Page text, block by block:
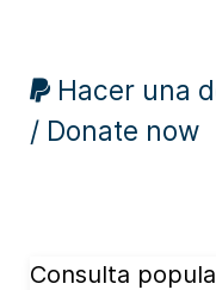
Hacer una
/ Donate now
Consulta